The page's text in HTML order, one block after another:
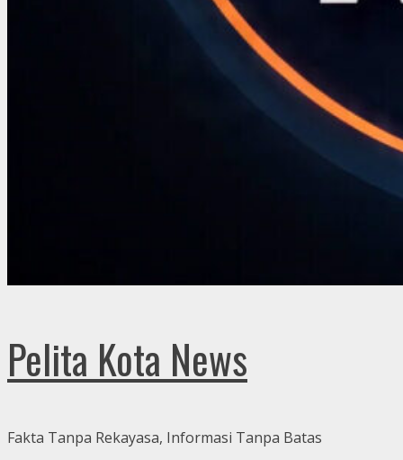
Pelita Kota News
Fakta Tanpa Rekayasa, Informasi Tanpa Batas